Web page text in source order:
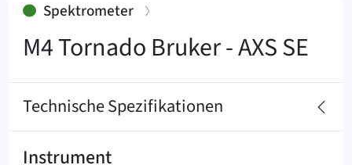
Spektrometer:
M4 Tornado Bruker - AXS SE
Technische Spezifikationen
Instrument